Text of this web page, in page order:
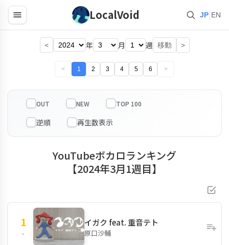
LocalVoid JP EN
< 年 月 週 移動 >
< 1 2 3 4 5 6 >
OUT NEW TOP 100
YouTubeボカロランキング
【2024年3月1週目】
1
-
イガク feat. 重音テト
原口沙輔